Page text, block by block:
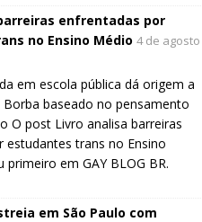
enfrentadas por
no Ensino Médio 4 de agosto
em escola pública dá origem a
baseado no pensamento
O post Livro analisa barreiras
estudantes trans no Ensino
primeiro em GAY BLOG BR.
em São Paulo com